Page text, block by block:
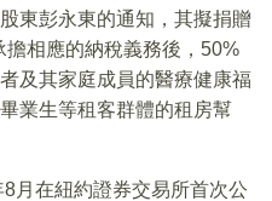
東彭永東的通知，其擬捐贈
相應的納稅義務後，50%
及其家庭成員的醫療健康福
業生等租客群體的租房幫
月在紐約證券交易所首次公